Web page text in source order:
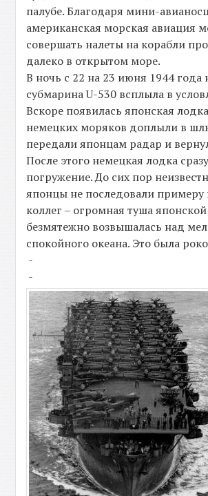
палубе. Благодаря мини-
американская морская авиация
совершать налеты на корабли
далеко в открытом море.
В ночь с 22 на 23 июня 1944 года
субмарина U-530 всплыла в
Вскоре появилась японская
немецких моряков доплыли в
передали японцам радар и
После этого немецкая лодка
погружение. До сих пор
японцы не последовали примеру
коллег – огромная туша
безмятежно возвышалась над
спокойного океана. Это была
-
-